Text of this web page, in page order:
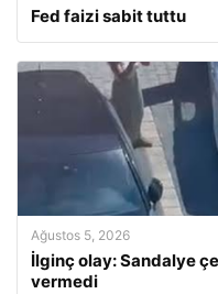
Fed faizi sabit tuttu
Ağustos 5, 2026
İlginç olay: Sandalye
vermedi